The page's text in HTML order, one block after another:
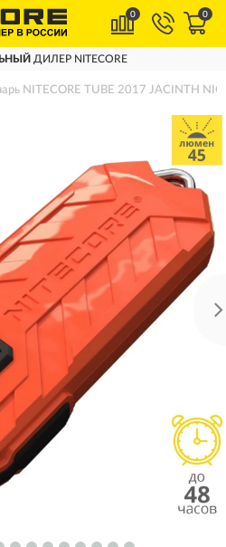
0 0
NITECORE TUBE 2017 JACINTH